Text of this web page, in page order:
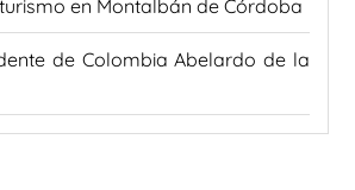
en Montalbán de Córdoba
de Colombia Abelardo de la